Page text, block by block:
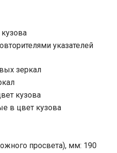
указателей
зеркал
кузова
в цвет кузова
просвета), мм: 190